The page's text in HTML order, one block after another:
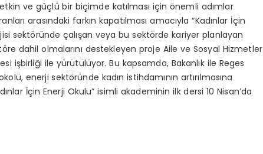
ve güçlü bir biçimde katılması için önemli adımlar
arasındaki farkın kapatılması amacıyla “Kadınlar İçin
sektöründe çalışan veya bu sektörde kariyer planlayan
dahil olmalarını destekleyen proje Aile ve Sosyal Hizmetler
işbirliği ile yürütülüyor. Bu kapsamda, Bakanlık ile Reges
enerji sektöründe kadın istihdamının artırılmasına
İçin Enerji Okulu” isimli akademinin ilk dersi 10 Nisan’da